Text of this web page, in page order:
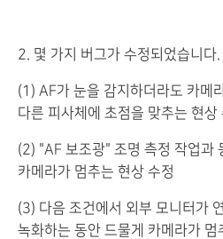
2. 몇 가지 버그가 수정되었습니다.
(1) AF가 눈을 감지하더라도 카메
다른 피사체에 초점을 맞추는 현상
(2) "AF 보조광" 조명 측정 작업과
카메라가 멈추는 현상 수정
(3) 다음 조건에서 외부 모니터가
녹화하는 동안 드물게 카메라가 멈